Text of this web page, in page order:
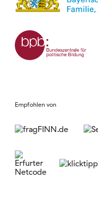
Empfohlen von